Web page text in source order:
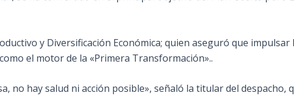
y Diversificación Económica; quien aseguró que
el motor de la «Primera Transformación»..
no hay salud ni acción posible», señaló la titular del despacho,